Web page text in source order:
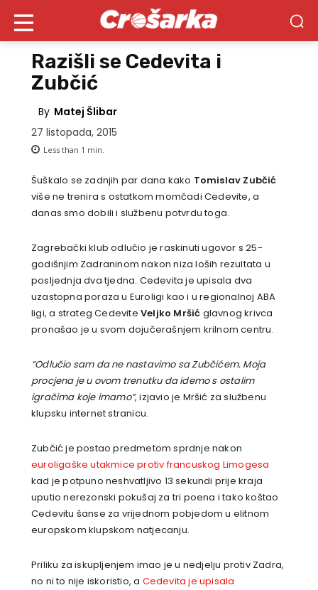
Razišli se Cedevita i
Zubčić
By Matej Šlibar
27 listopada, 2015
Less than 1 min.
Šuškalo se zadnjih par dana kako Tomislav Zubčić
više ne trenira s ostatkom momčadi Cedevite, a
danas smo dobili i službenu potvrdu toga.
Zagrebački klub odlučio je raskinuti ugovor s 25-
godišnjim Zadraninom nakon niza loših rezultata u
posljednja dva tjedna. Cedevita je upisala dva
uzastopna poraza u Euroligi kao i u regionalnoj ABA
ligi, a strateg Cedevite Veljko Mršić glavnog krivca
pronašao je u svom dojučerašnjem krilnom centru.
“Odlučio sam da ne nastavimo sa Zubčićem. Moja
procjena je u ovom trenutku da idemo s ostalim
igračima koje imamo”, izjavio je Mršić za službenu
klupsku internet stranicu.
Zubčić je postao predmetom sprdnje nakon
euroligaške utakmice protiv francuskog Limogesa
kad je potpuno neshvatljivo 13 sekundi prije kraja
uputio nerezonski pokušaj za tri poena i tako koštao
Cedevitu šanse za vrijednom pobjedom u elitnom
europskom klupskom natjecanju.
Priliku za iskupljenjem imao je u nedjelju protiv Zadra,
no ni to nije iskoristio, a Cedevita je upisala